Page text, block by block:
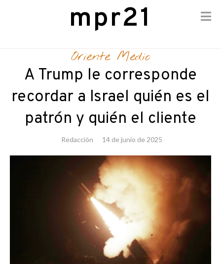
mpr21
Oriente Medio
A Trump le corresponde
recordar a Israel quién es el
patrón y quién el cliente
Redacción 14 de junio de 2025